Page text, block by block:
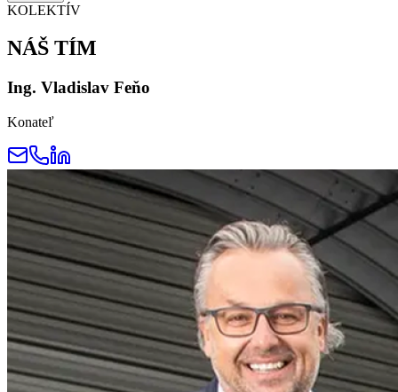
KOLEKTÍV
NÁŠ TÍM
Ing. Vladisl​av Feňo
Konateľ